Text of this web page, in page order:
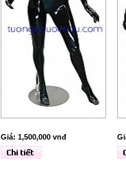
Giá: 1,500,000 vnđ